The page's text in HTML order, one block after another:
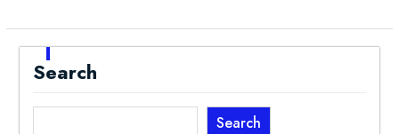
Search
Search